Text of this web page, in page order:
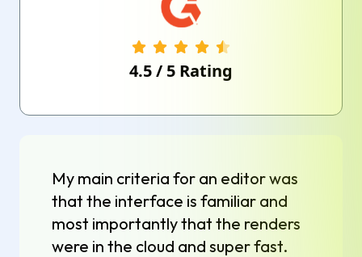
4.5/ 5 Rating
My main criteria for an editor was
that the interface is familiar and
most importantly that the renders
were in the cloud and super fast.